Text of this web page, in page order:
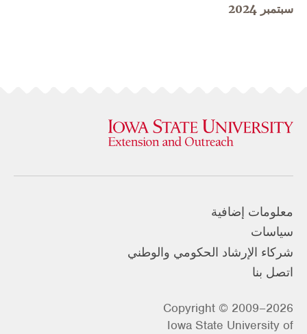
سبتمبر 2024
معلومات إضافية
سياسات
شركاء الإرشاد الحكومي والوطني
اتصل بنا
Copyright © 2009–2026
Iowa State University of